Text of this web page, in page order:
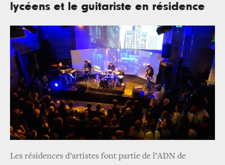
lycéens et le guitariste en résidence
Les résidences d’artistes font partie de l’ADN de